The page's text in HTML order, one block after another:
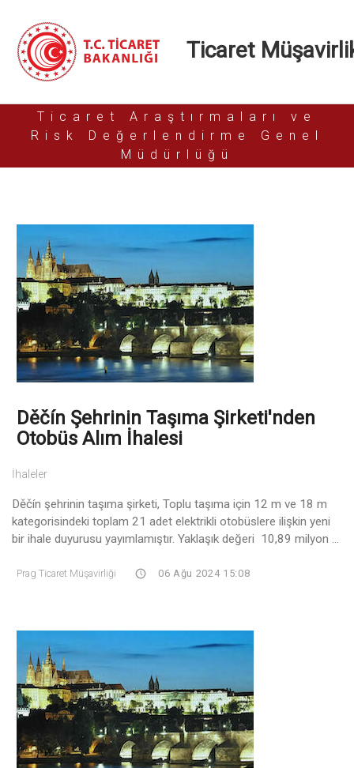
Ticaret
Ticaret Araştırmaları ve
Risk Değerlendirme Genel
Müdürlüğü
Děčín Şehrinin Taşıma Şirketi'nden
Otobüs Alım İhalesi
İhaleler
Děčín şehrinin taşıma şirketi, Toplu taşıma için 12 m ve 18 m
kategorisindeki toplam 21 adet elektrikli otobüslere ilişkin yeni
bir ihale duyurusu yayımlamıştır. Yaklaşık değeri 10,89 milyon ...
Prag Ticaret Müşavirliği 06 Ağu 2024 15:08